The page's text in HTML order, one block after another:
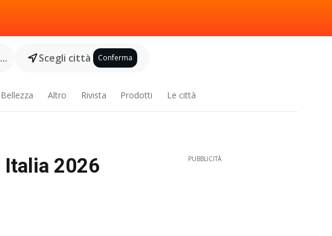
Scegli città Conferma
Altro Rivista Prodotti Le città
2026 PUBBLICITÀ